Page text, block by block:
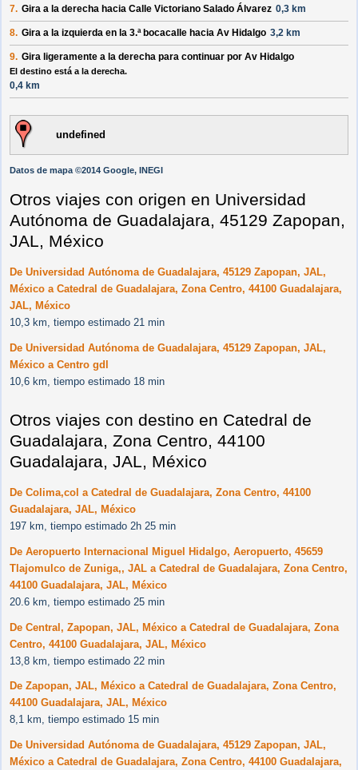
7. Gira a la derecha hacia Calle Victoriano Salado Álvarez 0,3 km
8. Gira a la izquierda en la 3.ª bocacalle hacia Av Hidalgo 3,2 km
9. Gira ligeramente a la derecha para continuar por Av Hidalgo
El destino está a la derecha.
0,4 km
undefined
Datos de mapa ©2014 Google, INEGI
Otros viajes con origen en Universidad
Autónoma de Guadalajara, 45129 Zapopan,
JAL, México
De Universidad Autónoma de Guadalajara, 45129 Zapopan, JAL,
México a Catedral de Guadalajara, Zona Centro, 44100 Guadalajara,
JAL, México
10,3 km, tiempo estimado 21 min
De Universidad Autónoma de Guadalajara, 45129 Zapopan, JAL,
México a Centro gdl
10,6 km, tiempo estimado 18 min
Otros viajes con destino en Catedral de
Guadalajara, Zona Centro, 44100
Guadalajara, JAL, México
De Colima,col a Catedral de Guadalajara, Zona Centro, 44100
Guadalajara, JAL, México
197 km, tiempo estimado 2h 25 min
De Aeropuerto Internacional Miguel Hidalgo, Aeropuerto, 45659
Tlajomulco de Zuniga,, JAL a Catedral de Guadalajara, Zona Centro,
44100 Guadalajara, JAL, México
20.6 km, tiempo estimado 25 min
De Central, Zapopan, JAL, México a Catedral de Guadalajara, Zona
Centro, 44100 Guadalajara, JAL, México
13,8 km, tiempo estimado 22 min
De Zapopan, JAL, México a Catedral de Guadalajara, Zona Centro,
44100 Guadalajara, JAL, México
8,1 km, tiempo estimado 15 min
De Universidad Autónoma de Guadalajara, 45129 Zapopan, JAL,
México a Catedral de Guadalajara, Zona Centro, 44100 Guadalajara,